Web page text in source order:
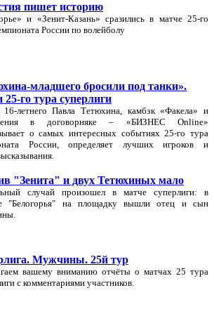
пишет историю
и «Зенит-Казань» сразились в матче 25-го
России по волейболу
младшего бросили под танки».
25-го тура суперлиги
летнего Павла Тетюхина, камбэк «Факела» и
в договорняке – «БИЗНЕС Online»
о самых интересных событиях 25-го тура
России, определяет лучших игроков и
"Зенита" и двух Тетюхиных мало
случай произошел в матче суперлиги: в
"Белогорья" на площадку вышли отец и сын
Мужчины. 25й тур
вашему вниманию отчёты о матчах 25 тура
с комментариями участников.